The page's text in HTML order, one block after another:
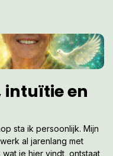
en
sta ik persoonlijk. Mijn
al jarenlang met
je hier vindt, ontstaat